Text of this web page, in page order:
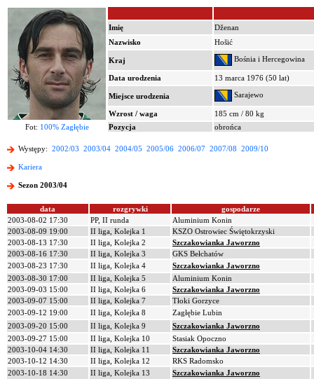
Imię
Dženan
Nazwisko
Hošić
Kraj Bośnia i Hercegowina
Data urodzenia 13 marca 1976 (50 lat)
Miejsce urodzenia Sarajewo
Wzrost / waga
185 cm / 80 kg
Fot: 100% Zagłębie Pozycja obrońca
Występy: 2002/03 2003/04 2004/05 2005/06 2006/07 2007/08 2009/10
Kariera
Sezon 2003/04
data rozgrywki
gospodarze
2003-08-02 17:30
PP, II runda
Aluminium Konin
2003-08-09 19:00
II liga, Kolejka 1
KSZO Ostrowiec Świętokrzyski
2003-08-13 17:30
II liga, Kolejka 2
Szczakowianka Jaworzno
2003-08-16 17:30
II liga, Kolejka 3
GKS Bełchatów
2003-08-23 17:30
II liga, Kolejka 4
Szczakowianka Jaworzno
2003-08-30 17:00
II liga, Kolejka 5
Aluminium Konin
2003-09-03 15:00
II liga, Kolejka 6
Szczakowianka Jaworzno
2003-09-07 15:00
II liga, Kolejka 7
Tłoki Gorzyce
2003-09-12 19:00
II liga, Kolejka 8
Zagłębie Lubin
2003-09-20 15:00
II liga, Kolejka 9
Szczakowianka Jaworzno
2003-09-27 15:00
II liga, Kolejka 10
Stasiak Opoczno
2003-10-04 14:30
II liga, Kolejka 11
Szczakowianka Jaworzno
2003-10-12 14:30
II liga, Kolejka 12
RKS Radomsko
2003-10-18 14:30
II liga, Kolejka 13
Szczakowianka Jaworzno